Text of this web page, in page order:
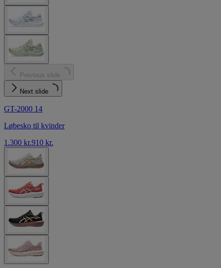
Previous slide
Next slide
GT-2000 14
Løbesko til kvinder
1.300 kr.910 kr.